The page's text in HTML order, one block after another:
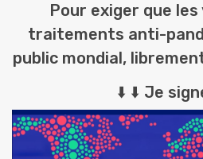
Pour exiger que
traitements anti-
public mondial,
⬇️ ⬇️ Je